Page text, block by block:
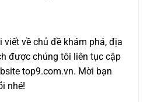
về chủ đề khám phá, địa
được chúng tôi liên tục cập
top9.com.vn. Mời bạn
nhé!